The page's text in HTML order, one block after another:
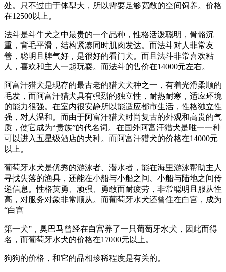
处。只不过由于体型大，所以需要足够宽敞的空间饲养。价格
在12500以上。
法斗是斗牛犬之中最贵的一个品种，性格活泼聪明，骨骼沉
重，背毛平滑，结构紧凑同时肌肉发达。而法斗对人非常友
善，聪明且脾气好，是很好的看门犬。而且法斗非常喜欢粘
人，喜欢和主人一起玩耍。而法斗的售价在14000元左右。
阿富汗猎犬是现存的最古老的猎犬犬种之一，有着光滑柔顺的
毛发，而阿富汗猎犬具有强烈的独立性，耐热耐寒，适应环境
的能力很强。在室内很安静所以能适应都市生活，性格独立性
强，对人温和。而由于阿富汗猎犬时尚复古的外观和高贵的气
质，使它成为“贵族”的代名词。在国外阿富汗猎犬是唯一一种
可以进入五星级酒店的犬种。而阿富汗猎犬的价格在14000元
以上。
葡萄牙水犬是优秀的游泳者、潜水者，能在海里游泳帮助主人
寻找失落的渔具，还能在小船与小船之间、小船与陆地之间传
递信息。性格英勇、顽强、勇敢而耐疲劳，非常聪明且服从性
高，对服务对象非常顺从。而葡萄牙水犬还曾住在白宫，成为
“白宫
第一犬”，奥巴马曾经在白宫养了一只葡萄牙水犬，因此而得
名，而葡萄牙水犬的价格在17000元以上。
狗狗的价格，和它的品相珍稀程度是有关的。